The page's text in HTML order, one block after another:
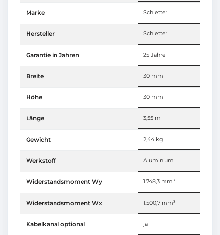
Marke Schletter
Hersteller Schletter
Garantie in Jahren 25 Jahre
Breite 30 mm
Höhe 30 mm
Länge 3,55 m
Gewicht 2,44 kg
Werkstoff Aluminium
Widerstandsmoment Wy 1.748,3 mm³
Widerstandsmoment Wx 1.500,7 mm³
Kabelkanal optional ja